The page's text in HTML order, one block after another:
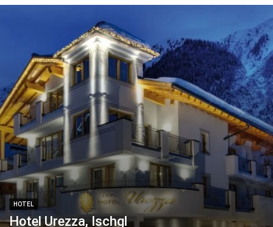
HOTEL
Hotel Urezza, Ischgl